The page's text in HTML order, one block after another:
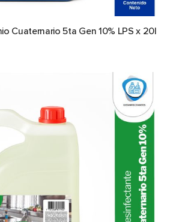
Cuaternario 5ta Gen 10% LPS x 20l